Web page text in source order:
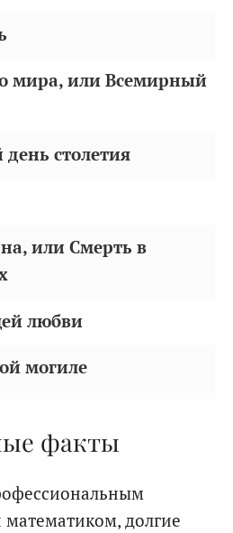
мира, или Всемирный
столетия
или Смерть в
любви
могиле
факты
математиком, долгие